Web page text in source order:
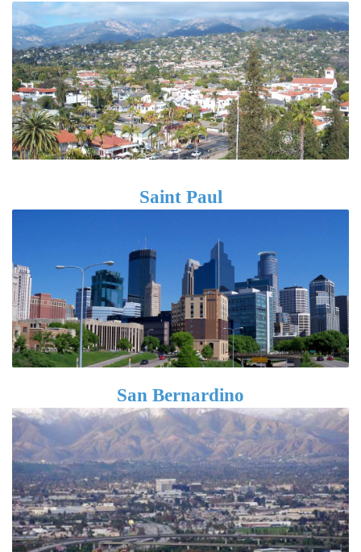
Saint Paul
San Bernardino